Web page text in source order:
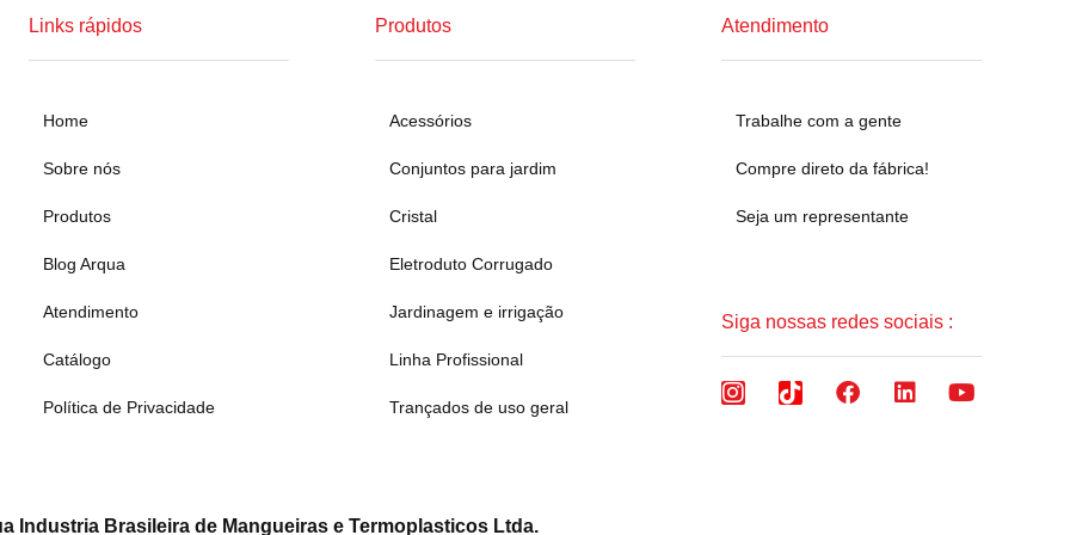
Links rápidos
Home
Sobre nós
Produtos
Blog Arqua
Atendimento
Catálogo
Política de Privacidade
Produtos
Acessórios
Conjuntos para jardim
Cristal
Eletroduto Corrugado
Jardinagem e irrigação
Linha Profissional
Trançados de uso geral
Atendimento
Trabalhe com a gente
Compre direto da fábrica!
Seja um representante
Siga nossas redes sociais :
Industria Brasileira de Mangueiras e Termoplasticos Ltda.